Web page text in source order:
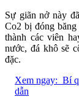
Sự giãn nở này
Co2 bị đóng băng
thành các viên
nước, đá khô sẽ
đặc.
Xem ngay: Bí
dẫn